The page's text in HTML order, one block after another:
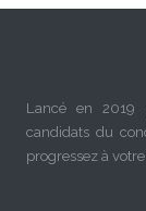
Lancé en 2019
candidats du
progressez à